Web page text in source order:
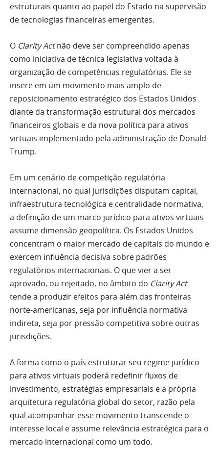
estruturais quanto ao papel do Estado na supervisão
de tecnologias financeiras emergentes.
O Clarity Actnão deve ser compreendido apenas
como iniciativa de técnica legislativa voltada à
organização de competências regulatórias. Ele se
insere em um movimento mais amplo de
reposicionamento estratégico dos Estados Unidos
diante da transformação estrutural dos mercados
financeiros globais e da nova política para ativos
virtuais implementado pela administração de Donald
Trump.
Em um cenário de competição regulatória
internacional, no qual jurisdições disputam capital,
infraestrutura tecnológica e centralidade normativa,
a definição de um marco jurídico para ativos virtuais
assume dimensão geopolítica. Os Estados Unidos
concentram o maior mercado de capitais do mundo e
exercem influência decisiva sobre padrões
regulatórios internacionais. O que vier a ser
aprovado, ou rejeitado, no âmbito do Clarity Act
tende a produzir efeitos para além das fronteiras
norte-americanas, seja por influência normativa
indireta, seja por pressão competitiva sobre outras
jurisdições.
A forma como o país estruturar seu regime jurídico
para ativos virtuais poderá redefinir fluxos de
investimento, estratégias empresariais e a própria
arquitetura regulatória global do setor, razão pela
qual acompanhar esse movimento transcende o
interesse local e assume relevância estratégica para o
mercado internacional como um todo.